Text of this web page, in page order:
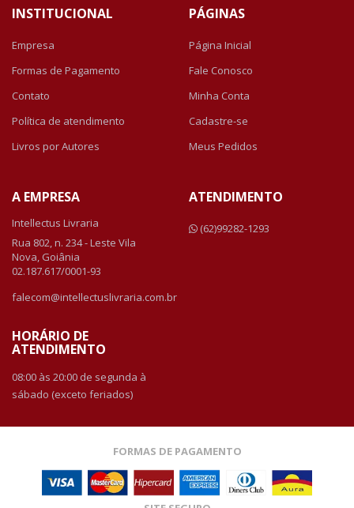
INSTITUCIONAL
Empresa
Formas de Pagamento
Contato
Política de atendimento
Livros por Autores
PÁGINAS
Página Inicial
Fale Conosco
Minha Conta
Cadastre-se
Meus Pedidos
A EMPRESA
Intellectus Livraria
Rua 802, n. 234 - Leste Vila
Nova, Goiânia
02.187.617/0001-93
falecom@intellectuslivraria.com.br
HORÁRIO DE
ATENDIMENTO
08:00 às 20:00 de segunda à
sábado (exceto feriados)
ATENDIMENTO
(62)99282-1293
FORMAS DE PAGAMENTO